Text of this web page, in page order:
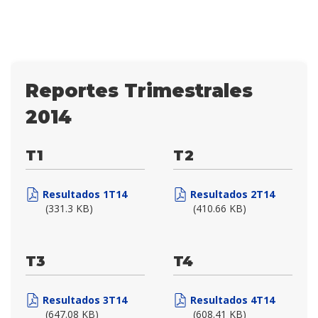
Reportes Trimestrales
2014
T1
Resultados 1T14
(331.3 KB)
T2
Resultados 2T14
(410.66 KB)
T3
Resultados 3T14
(647.08 KB)
T4
Resultados 4T14
(608.41 KB)